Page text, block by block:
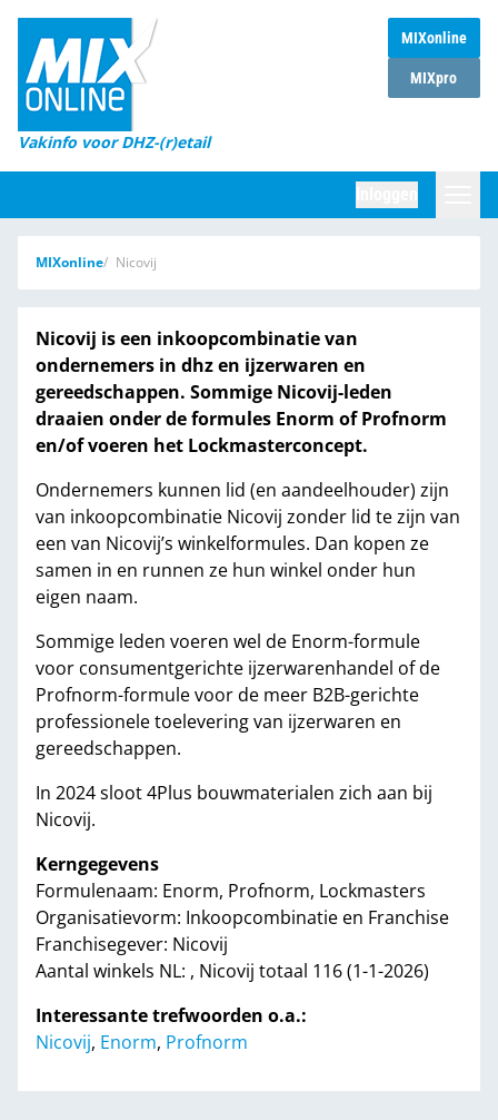
MIXonline
MIXpro
Vakinfo voor DHZ-(r)etail
Home
Magazines
DHZ Sessie
Marktcijfers
Partners
MIXonline Nicovij
Nicovij is een inkoopcombinatie van
ondernemers in dhz en ijzerwaren en
gereedschappen. Sommige Nicovij-leden
draaien onder de formules Enorm of Profnorm
en/of voeren het Lockmasterconcept.
Ondernemers kunnen lid (en aandeelhouder) zijn
van inkoopcombinatie Nicovij zonder lid te zijn van
een van Nicovij’s winkelformules. Dan kopen ze
samen in en runnen ze hun winkel onder hun
eigen naam.
Sommige leden voeren wel de Enorm-formule
voor consumentgerichte ijzerwarenhandel of de
Profnorm-formule voor de meer B2B-gerichte
professionele toelevering van ijzerwaren en
gereedschappen.
In 2024 sloot 4Plus bouwmaterialen zich aan bij
Nicovij.
Kerngegevens
Formulenaam: Enorm, Profnorm, Lockmasters
Organisatievorm: Inkoopcombinatie en Franchise
Franchisegever: Nicovij
Aantal winkels NL: , Nicovij totaal 116 (1-1-2026)
Interessante trefwoorden o.a.:
Nicovij, Enorm, Profnorm